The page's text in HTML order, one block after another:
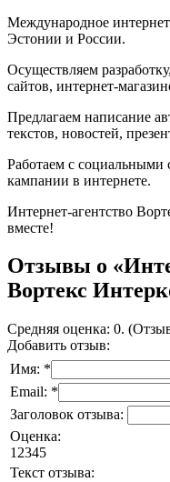
Международное
Эстонии и России.
Осуществляем
сайтов, интернет-
Предлагаем написание
текстов, новостей,
Работаем с
кампании в интернете.
Интернет-агентство
вместе!
Отзывы о
Вортекс
Средняя оценка: 0.
Добавить отзыв:
Имя: *
Email: *
Заголовок отзыва:
Оценка:
1 2345
Текст отзыва: